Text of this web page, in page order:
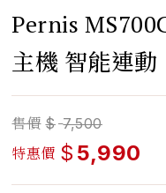
Pernis
主機 智能連動
售價 $ 7,500
特惠價 $ 5,990